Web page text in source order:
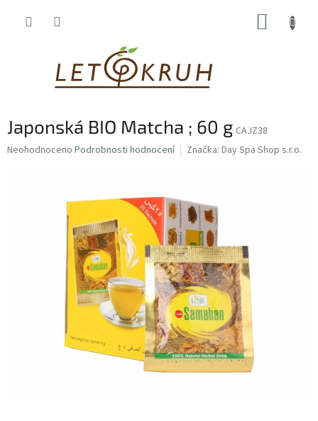
Japonská BIO Matcha ; 60 g CAJZ38
Průměrné
Neohodnoceno Podrobnosti hodnocení Značka: Day Spa Shop s.r.o.